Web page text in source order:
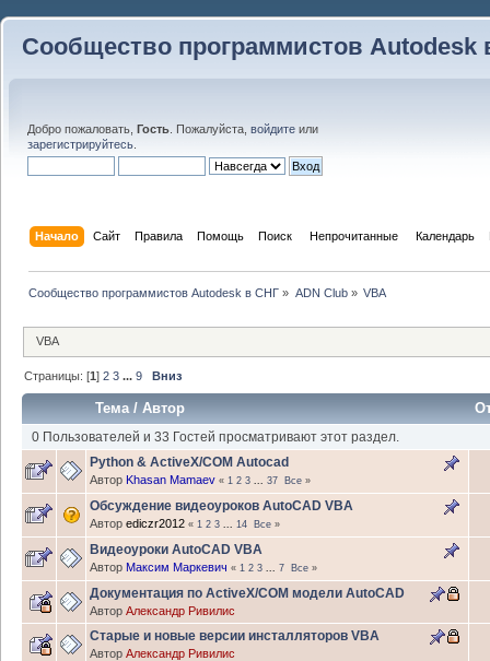
Сообщество программистов Autodesk
Добро пожаловать, Гость . Пожалуйста, войдите или
зарегистрируйтесь
Начало Сайт Правила Помощь Поиск Непрочитанные Календарь
Сообщество программистов Autodesk в СНГ » ADN Club» VBA
VBA
Страницы: [1]2 3 ...9 Вниз
Тема /Автор
0 Пользователей и 33 Гостей просматривают этот раздел.
Python & ActiveX/COM Autocad
Автор Khasan Mamaev « 1 2 3 37 Все »
Обсуждение видеоуроков AutoCAD VBA
Автор ediczr2012 « 1 2 3 14 Все »
Видеоуроки AutoCAD VBA
Автор Максим Маркевич « 1 2 3 7 Все »
Документация по ActiveX/COM модели AutoCAD
Автор Александр Ривилис
Старые и новые версии инсталляторов VBA
Автор Александр Ривилис